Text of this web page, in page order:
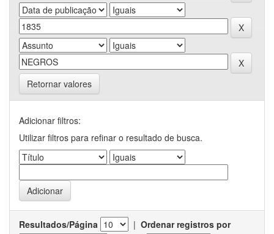
Retornar valores
Adicionar filtros:
Utilizar filtros para refinar o resultado de busca.
Resultados/Página | Ordenar registros por